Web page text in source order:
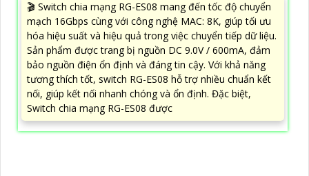
🎬 Switch chia mạng RG-ES08 mang đến tốc độ chuyển
mạch 16Gbps cùng với công nghệ MAC: 8K, giúp tối ưu
hóa hiệu suất và hiệu quả trong việc chuyển tiếp dữ liệu.
Sản phẩm được trang bị nguồn DC 9.0V / 600mA, đảm
bảo nguồn điện ổn định và đáng tin cậy. Với khả năng
tương thích tốt, switch RG-ES08 hỗ trợ nhiều chuẩn kết
nối, giúp kết nối nhanh chóng và ổn định. Đặc biệt,
Switch chia mạng RG-ES08 được